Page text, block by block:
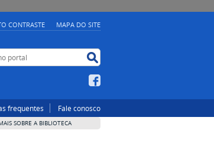
CONTRASTE MAPA DO SITE
frequentes Fale conosco
SOBRE A BIBLIOTECA